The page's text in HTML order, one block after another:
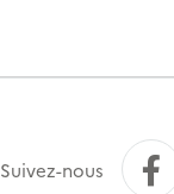
Suivez-nous